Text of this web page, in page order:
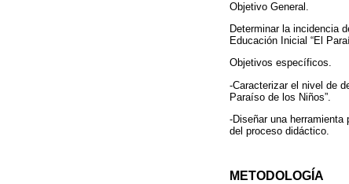
Objetivo General.
Determinar la incidencia
Educación Inicial “El
Objetivos específicos.
-Caracterizar el nivel de
Paraíso de los Niños”.
-Diseñar una
del proceso didáctico.
METODOLOGÍA